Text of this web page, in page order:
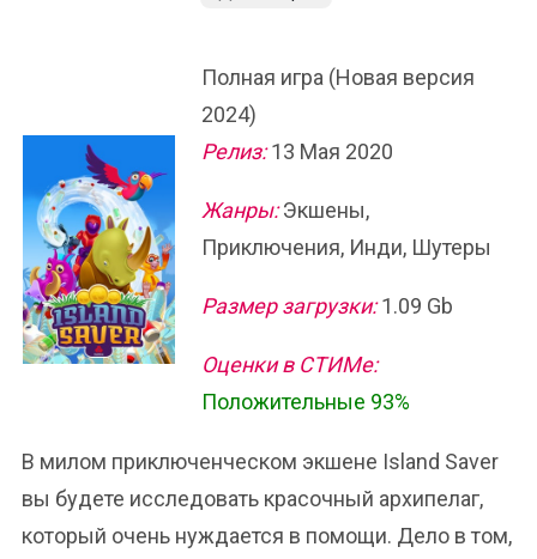
Полная игра (Новая версия
2024)
Релиз:13 Мая 2020
Жанры:Экшены,
Приключения, Инди, Шутеры
Размер загрузки:1.09 Gb
Оценки в СТИМе:
Положительные 93%
В милом приключенческом экшене Island Saver
вы будете исследовать красочный архипелаг,
который очень нуждается в помощи. Дело в том,